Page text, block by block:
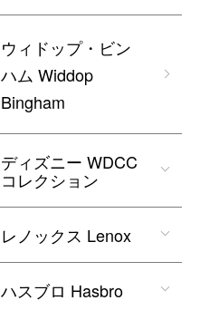
ウィドップ・ビン
ハム Widdop
Bingham
ディズニー WDCC
コレクション
レノックス Lenox
ハスブロ Hasbro